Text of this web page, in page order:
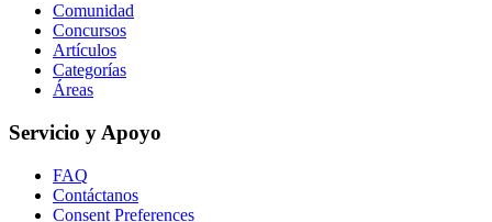
Comunidad
Concursos
Artículos
Categorías
Áreas
Servicio y Apoyo
FAQ
Contáctanos
Consent Preferences